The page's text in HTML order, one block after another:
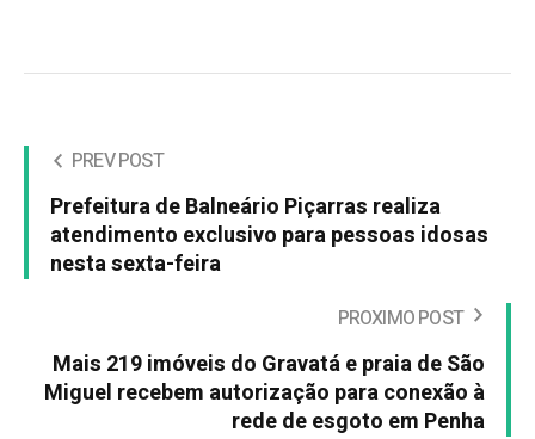
PREV POST
Prefeitura de Balneário Piçarras realiza
atendimento exclusivo para pessoas idosas
nesta sexta-feira
PROXIMO POST
Mais 219 imóveis do Gravatá e praia de São
Miguel recebem autorização para conexão à
rede de esgoto em Penha